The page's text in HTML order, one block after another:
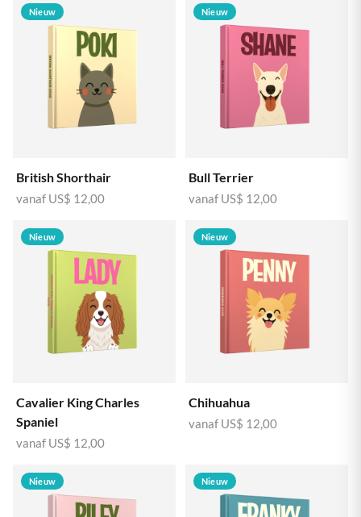
Nieuw
British Shorthair
vanaf US$ 12,00
Nieuw
Bull Terrier
vanaf US$ 12,00
Nieuw
Cavalier King Charles
Spaniel
vanaf US$ 12,00
Nieuw
Chihuahua
vanaf US$ 12,00
Nieuw Nieuw